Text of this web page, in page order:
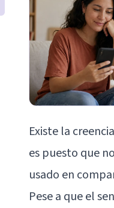
Existe la
es puesto que
usado en
Pese a que el